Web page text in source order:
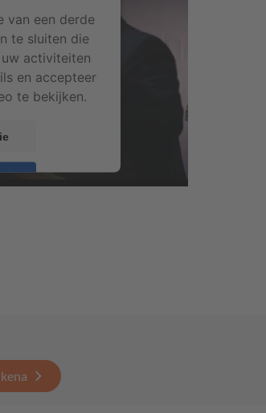
van een derde
te sluiten die
activiteiten
en accepteer
te bekijken.